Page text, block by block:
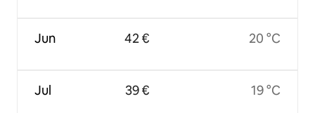
Jun
Jul
42 €
39 €
20 °C
19 °C